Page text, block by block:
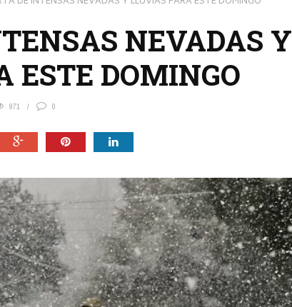
NEVADAS Y
ESTE DOMINGO
971 0